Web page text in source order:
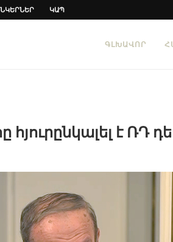
ԿԱՊ
ԳԼԽԱՎՈՐ
է ՌԴ